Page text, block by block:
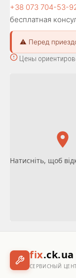
+38 073 704-53-
бесплатная
⚠️ Перед
Цены
Натисніть, щоб
fix.ck.ua
СЕРВИСНЫЙ